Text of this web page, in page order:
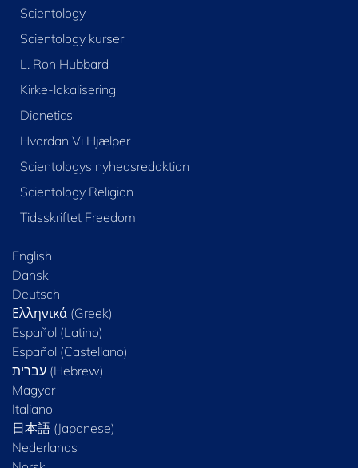
Scientology
Scientology kurser
L. Ron Hubbard
Kirke-lokalisering
Dianetics
Hvordan Vi Hjælper
Scientologys nyhedsredaktion
Scientology Religion
Tidsskriftet Freedom
English
Dansk
Deutsch
Ελληνικά (Greek)
Español (Latino)
Español (Castellano)
Magyar
Italiano
日本語 (Japanese)
Nederlands